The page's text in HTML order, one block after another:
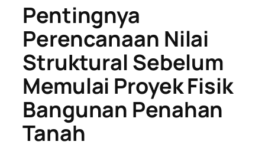
Pentingnya
Perencanaan Nilai
Struktural Sebelum
Memulai Proyek Fisik
Bangunan Penahan
Tanah